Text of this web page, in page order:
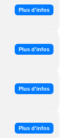
Plus d'infos
Plus d'infos
Plus d'infos
Plus d'infos